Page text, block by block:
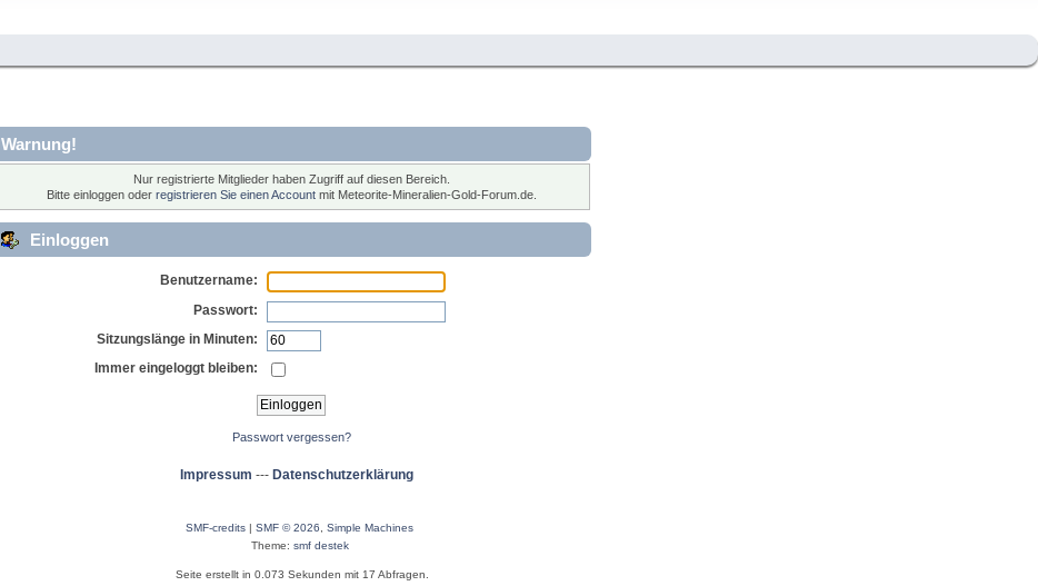
Warnung!
Nur registrierte Mitglieder haben Zugriff auf diesen Bereich.
Bitte einloggen oder registrieren Sie einen Accountmit Meteorite-Mineralien-Gold-Forum.de.
Einloggen
Benutzername:
Passwort:
Sitzungslänge in Minuten:
Immer eingeloggt bleiben:
Passwort vergessen?
Impressum --- Datenschutzerklärung
SMF-credits | SMF © 2026
Simple Machines
Theme: smf destek
Seite erstellt in 0.073 Sekunden mit 17 Abfragen.